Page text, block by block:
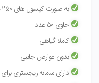
به صورت کپسول های ۲۵۰ میلی گرمی
حاوی ۵۰ عدد
کاملا گیاهی
بدون عوارض جانبی
دارای سامانه ریجستری